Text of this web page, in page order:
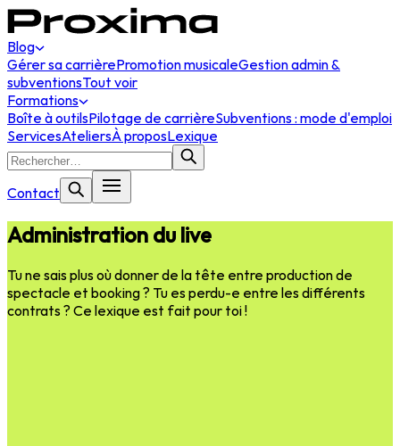
Blog
Gérer sa carrièrePromotion musicaleGestion admin &
subventionsTout voir
Formations
Boîte à outilsPilotage de carrièreSubventions : mode d'emploi
ServicesAteliersÀ proposLexique
Contact
Administration du live
Tu ne sais plus où donner de la tête entre production de
spectacle et booking ? Tu es perdu-e entre les différents
contrats ? Ce lexique est fait pour toi !